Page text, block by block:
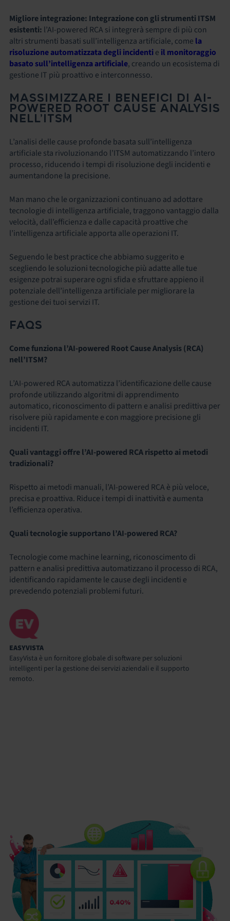
Migliore integrazione: Integrazione con gli strumenti ITSM
esistenti: l’AI-powered RCA si integrerà sempre di più con
altri strumenti basati sull’intelligenza artificiale, come la
risoluzione automatizzata degli incidentie il monitoraggio
basato sull’intelligenza artificiale, creando un ecosistema di
gestione IT più proattivo e interconnesso.
MASSIMIZZARE I BENEFICI DI AI-
POWERED ROOT CAUSE ANALYSIS
NELL’ITSM
L’analisi delle cause profonde basata sull’intelligenza
artificiale sta rivoluzionando l’ITSM automatizzando l’intero
processo, riducendo i tempi di risoluzione degli incidenti e
aumentandone la precisione.
Man mano che le organizzazioni continuano ad adottare
tecnologie di intelligenza artificiale, traggono vantaggio dalla
velocità, dall’efficienza e dalle capacità proattive che
l’intelligenza artificiale apporta alle operazioni IT.
Seguendo le best practice che abbiamo suggerito e
scegliendo le soluzioni tecnologiche più adatte alle tue
esigenze potrai superare ogni sfida e sfruttare appieno il
potenziale dell’intelligenza artificiale per migliorare la
gestione dei tuoi servizi IT.
FAQS
Come funziona l’AI-powered Root Cause Analysis (RCA)
nell’ITSM?
L’AI-powered RCA automatizza l’identificazione delle cause
profonde utilizzando algoritmi di apprendimento
automatico, riconoscimento di pattern e analisi predittiva per
risolvere più rapidamente e con maggiore precisione gli
incidenti IT.
Quali vantaggi offre l’AI-powered RCA rispetto ai metodi
tradizionali?
Rispetto ai metodi manuali, l’AI-powered RCA è più veloce,
precisa e proattiva. Riduce i tempi di inattività e aumenta
l’efficienza operativa.
Quali tecnologie supportano l’AI-powered RCA?
Tecnologie come machine learning, riconoscimento di
pattern e analisi predittiva automatizzano il processo di RCA,
identificando rapidamente le cause degli incidenti e
prevedendo potenziali problemi futuri.
EASYVISTA
EasyVista è un fornitore globale di software per soluzioni
intelligenti per la gestione dei servizi aziendali e il supporto
remoto.